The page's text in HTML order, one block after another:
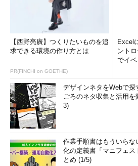
【西野亮廣】つくりたいものを追
求できる環境の作り方とは
PR(FINCHI on GOETHE)
Excel
ント
でイ
デザインネタをWebで探
ごろのネタ収集と活用
3)
作業手順書はもういら
化の定義書「マニフェス
とめ (1/5)